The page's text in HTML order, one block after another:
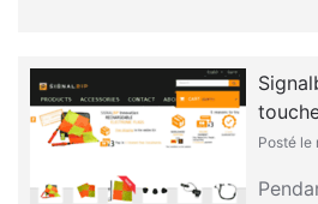
Posté le